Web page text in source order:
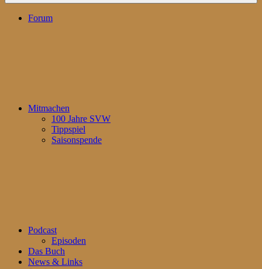
Forum
Mitmachen
100 Jahre SVW
Tippspiel
Saisonspende
Podcast
Episoden
Das Buch
News & Links